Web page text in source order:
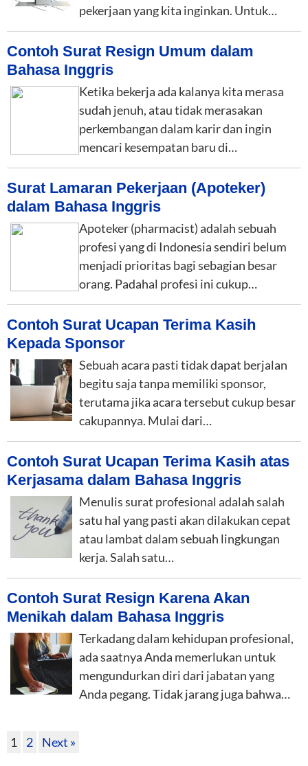
pekerjaan yang kita inginkan. Untuk…
Contoh Surat Resign Umum dalam
Bahasa Inggris
Ketika bekerja ada kalanya kita merasa
sudah jenuh, atau tidak merasakan
perkembangan dalam karir dan ingin
mencari kesempatan baru di…
Surat Lamaran Pekerjaan (Apoteker)
dalam Bahasa Inggris
Apoteker (pharmacist) adalah sebuah
profesi yang di Indonesia sendiri belum
menjadi prioritas bagi sebagian besar
orang. Padahal profesi ini cukup…
Contoh Surat Ucapan Terima Kasih
Kepada Sponsor
Sebuah acara pasti tidak dapat berjalan
begitu saja tanpa memiliki sponsor,
terutama jika acara tersebut cukup besar
cakupannya. Mulai dari…
Contoh Surat Ucapan Terima Kasih atas
Kerjasama dalam Bahasa Inggris
Menulis surat profesional adalah salah
satu hal yang pasti akan dilakukan cepat
atau lambat dalam sebuah lingkungan
kerja. Salah satu…
Contoh Surat Resign Karena Akan
Menikah dalam Bahasa Inggris
Terkadang dalam kehidupan profesional,
ada saatnya Anda memerlukan untuk
mengundurkan diri dari jabatan yang
Anda pegang. Tidak jarang juga bahwa…
1 2 Next »